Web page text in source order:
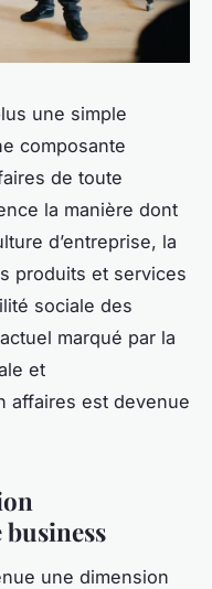
une simple
composante
de toute
la manière dont
d’entreprise, la
produits et services
sociale des
marqué par la
et
affaires est devenue
une dimension